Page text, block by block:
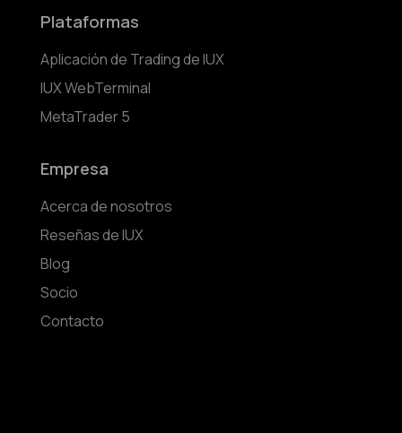
Plataformas
Aplicación de Trading de IUX
IUX WebTerminal
MetaTrader 5
Empresa
Acerca de nosotros
Reseñas de IUX
Blog
Socio
Contacto